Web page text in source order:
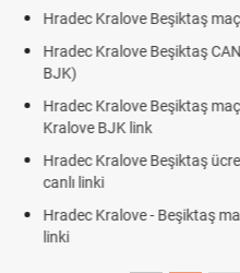
şifresiz canlı yayın izle
İZLE ŞİFRESİZ (Hradec Kralove
şifresiz S Sport Plus izle, Hradec
izle, Hradec Kralove BJK maçı
şifresiz izle canlı S Sport Plus